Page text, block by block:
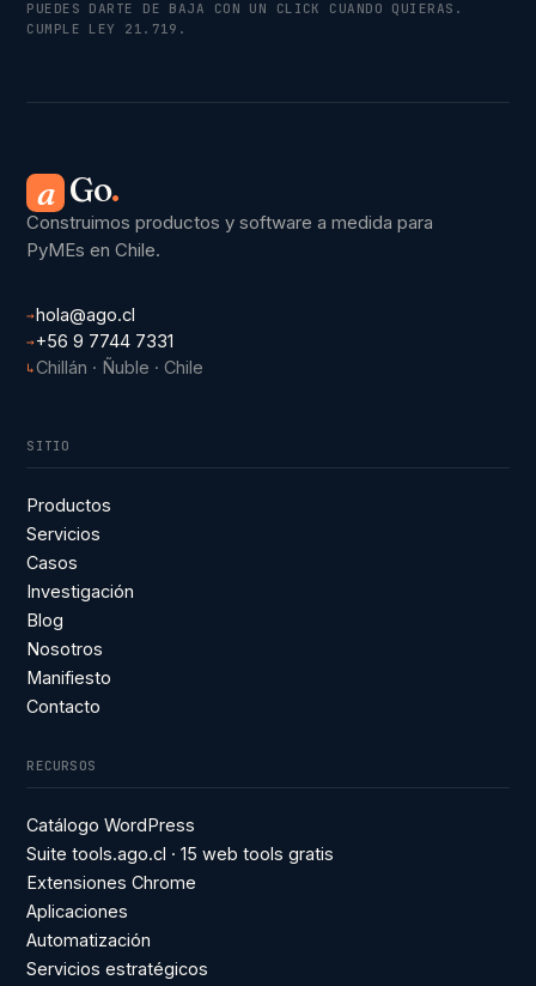
PUEDES DARTE DE BAJA CON UN CLICK CUANDO QUIERAS.
CUMPLE LEY 21.719.
a Go.
Construimos productos y software a medida para
PyMEs en Chile.
→hola@ago.cl
→ +56 9 7744 7331
↳Chillán · Ñuble · Chile
SITIO
Productos
Servicios
Casos
Investigación
Blog
Nosotros
Manifiesto
Contacto
RECURSOS
Catálogo WordPress
Suite tools.ago.cl · 15 web tools gratis
Extensiones Chrome
Aplicaciones
Automatización
Servicios estratégicos